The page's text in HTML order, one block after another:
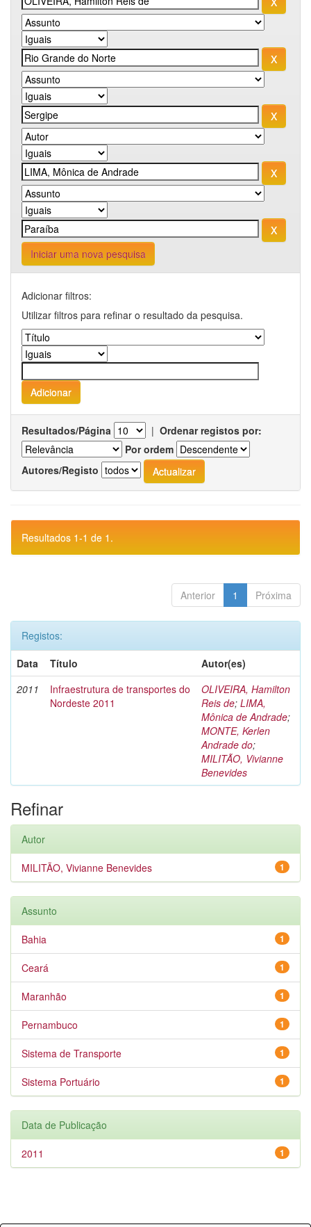
Iniciar uma nova pesquisa
Adicionar filtros:
Utilizar filtros para refinar o resultado da pesquisa.
Resultados/Página | Ordenar registos por:
Por ordem
Autores/Registo
Resultados 1-1 de 1.
Anterior 1 Próxima
Registos:
Data
Título
Autor(es)
2011
Infraestrutura de transportes do
Nordeste 2011
OLIVEIRA, Hamilton
Reis de; LIMA,
Mônica de Andrade;
MONTE, Kerlen
Andrade do;
MILITÃO, Vivianne
Benevides
Refinar
Autor
1
MILITÃO, Vivianne Benevides
Assunto
1
Bahia
1
Ceará
1
Maranhão
1
Pernambuco
1
Sistema de Transporte
1
Sistema Portuário
Data de Publicação
1
2011